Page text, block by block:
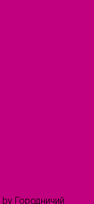
by Городничий